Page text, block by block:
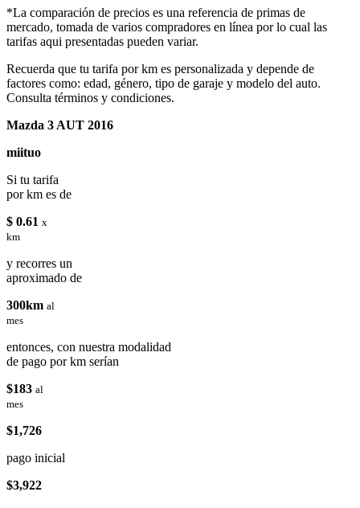
*La comparación de precios es una referencia de primas de
mercado, tomada de varios compradores en línea por lo cual las
tarifas aqui presentadas pueden variar.
Recuerda que tu tarifa por km es personalizada y depende de
factores como: edad, género, tipo de garaje y modelo del auto.
Consulta términos y condiciones.
Mazda 3 AUT 2016
miituo
Si tu tarifa
por km es de
$ 0.61 x
km
y recorres un
aproximado de
300km al
mes
entonces, con nuestra modalidad
de pago por km serían
$183 al
mes
$1,726
pago inicial
$3,922